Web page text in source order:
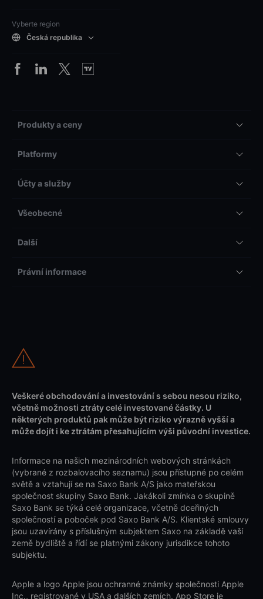
Vyberte region
Česká republika
Produkty a ceny
Platformy
Účty a služby
Všeobecné
Další
Právní informace
Veškeré obchodování a investování s sebou nesou riziko,
včetně možnosti ztráty celé investované částky. U
některých produktů pak může být riziko výrazně vyšší a
může dojít i ke ztrátám přesahujícím výši původní investice.
Informace na našich mezinárodních webových stránkách
(vybrané z rozbalovacího seznamu) jsou přístupné po celém
světě a vztahují se na Saxo Bank A/S jako mateřskou
společnost skupiny Saxo Bank. Jakákoli zmínka o skupině
Saxo Bank se týká celé organizace, včetně dceřiných
společností a poboček pod Saxo Bank A/S. Klientské smlouvy
jsou uzavírány s příslušným subjektem Saxo na základě vaší
země bydliště a řídí se platnými zákony jurisdikce tohoto
subjektu.
Apple a logo Apple jsou ochranné známky společnosti Apple
Inc., registrované v USA a dalších zemích. App Store je